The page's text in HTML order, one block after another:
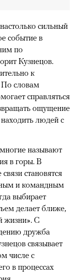
сильный
событие в
по
Кузнецов.
к
словам
справляться
ощущение
людей с
называют
в горы. В
становятся
и командным
выбирает
делает ближе,
жизни». С
дружба
связывает
числе с
в процессах